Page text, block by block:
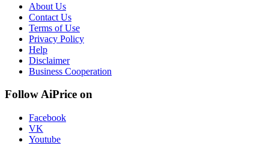
About Us
Contact Us
Terms of Use
Privacy Policy
Help
Disclaimer
Business Cooperation
Follow AiPrice on
Facebook
VK
Youtube